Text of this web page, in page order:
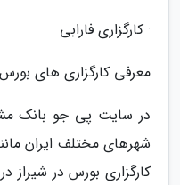
· کارگزاری فارابی
معرفی کارگزاری های
در سایت پی جو بانک
شهرهای مختلف ایران
کارگزاری بورس در شیراز